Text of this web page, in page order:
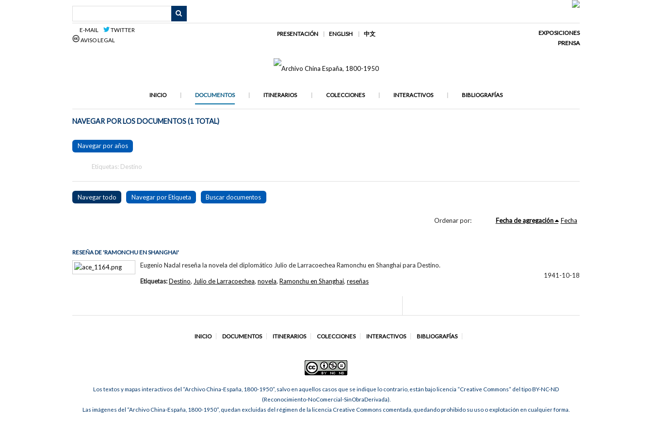
E-MAIL
TWITTER
AVISO LEGAL
PRESENTACIÓN ENGLISH 中文
EXPOSICIONES
PRENSA
INICIO DOCUMENTOS ITINERARIOS COLECCIONES INTERACTIVOS BIBLIOGRAFÍAS
NAVEGAR POR LOS DOCUMENTOS (1 TOTAL)
Navegar por años
Etiquetas: Destino
Navegar todo Navegar por Etiqueta Buscar documentos
Ordenar por: Fecha de agregación Fecha
RESEÑA DE 'RAMONCHU EN SHANGHAI'
Eugenio Nadal reseña la novela del diplomático Julio de Larracoechea Ramonchu en Shanghai para Destino.
1941-10-18
Etiquetas:Destino, Julio de Larracoechea, novela, Ramonchu en Shanghai, reseñas
INICIO DOCUMENTOS ITINERARIOS COLECCIONES INTERACTIVOS BIBLIOGRAFÍAS
Los textos y mapas interactivos del “Archivo China-España, 1800-1950”, salvo en aquellos casos que se indique lo contrario, están bajo licencia “Creative Commons” del tipo BY-NC-ND
(Reconocimiento-NoComercial-SinObraDerivada).
Las imágenes del “Archivo China-España, 1800-1950”, quedan excluidas del régimen de la licencia Creative Commons comentada, quedando prohibido su uso o explotación en cualquier forma.